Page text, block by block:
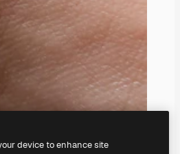
device to enhance site